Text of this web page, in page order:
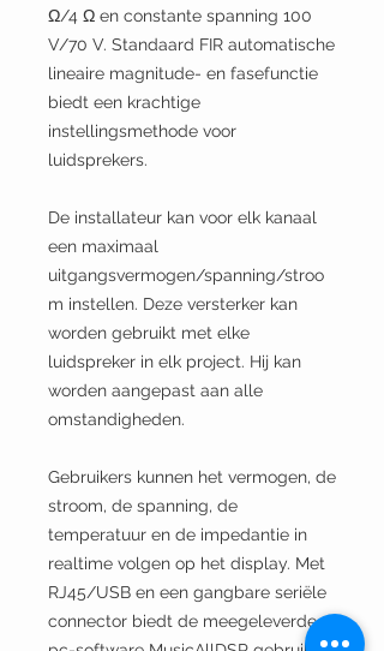
Ω/4 Ω en constante spanning 100
V/70 V. Standaard FIR automatische
lineaire magnitude- en fasefunctie
biedt een krachtige
instellingsmethode voor
luidsprekers.
De installateur kan voor elk kanaal
een maximaal
uitgangsvermogen/spanning/stroo
m instellen. Deze versterker kan
worden gebruikt met elke
luidspreker in elk project. Hij kan
worden aangepast aan alle
omstandigheden.
Gebruikers kunnen het vermogen, de
stroom, de spanning, de
temperatuur en de impedantie in
realtime volgen op het display. Met
RJ45/USB en een gangbare seriële
connector biedt de meegeleverde